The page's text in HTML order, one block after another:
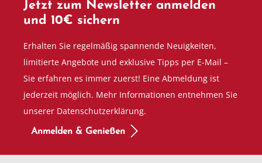
Jetzt zum Newsletter anmelden
und 10€ sichern
Erhalten Sie regelmäßig spannende Neuigkeiten,
limitierte Angebote und exklusive Tipps per E-Mail –
Sie erfahren es immer zuerst! Eine Abmeldung ist
jederzeit möglich. Mehr Informationen entnehmen Sie
unserer Datenschutzerklärung.
Anmelden & Genießen